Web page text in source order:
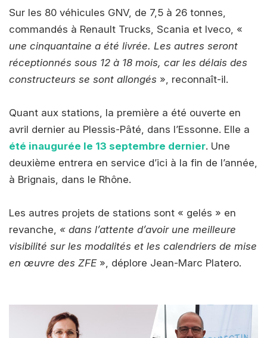
Sur les 80 véhicules GNV, de 7,5 à 26 tonnes,
commandés à Renault Trucks, Scania et Iveco, «
une cinquantaine a été livrée. Les autres seront
réceptionnés sous 12 à 18 mois, car les délais des
constructeurs se sont allongés », reconnaît-il.
Quant aux stations, la première a été ouverte en
avril dernier au Plessis-Pâté, dans l’Essonne. Elle a
été inaugurée le 13 septembre dernier. Une
deuxième entrera en service d’ici à la fin de l’année,
à Brignais, dans le Rhône.
Les autres projets de stations sont « gelés » en
revanche, « dans l’attente d’avoir une meilleure
visibilité sur les modalités et les calendriers de mise
en œuvre des ZFE», déplore Jean-Marc Platero.